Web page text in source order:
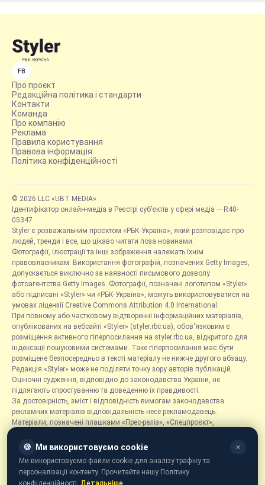
FB
Про проєкт
Редакційна політика і стандарти
Контакти
Команда
Про компанію
Реклама
Правила користування
Правова інформація
Політика конфіденційності
© 2026 LLC «UBT MEDIA»
Ідентифікатор онлайн-медіа в Реєстрі суб’єктів у сфері медіа — R40-
05347
Styler є розважальним проєктом «РБК-Україна», який розповідає про
людей, тренди і все, що цікаво читати поза новинами.
Фотографії, ілюстрації та інші зображення належать їхнім
правовласникам. Використання фотографій, позначених Getty Images,
допускається виключно за наявності письмового дозволу
фотоагентства Getty Images. Фотографії, позначені логотипом «Styler»
або підписані «Styler» чи «РБК-Україна», можуть використовуватися на
умовах ліцензії Creative Commons Attribution 4.0 International.
При повному або частковому відтворенні інформаційних матеріалів,
опублікованих на вебсайті «Styler» (styler.rbc.ua), обов'язковим є
розміщення активного гіперпосилання на styler.rbc.ua, відкритого для
індексації пошуковими системами. Таке гіперпосилання має бути
розміщене безпосередньо в тексті матеріалу не нижче другого абзацу.
Редакція «Styler» може не поділяти точку зору авторів публікацій.
Оціночні судження, відповідно до законодавства України, не
підлягають спростуванню та доведенню їх правдивості.
За достовірність, зміст і відповідність вимогам законодавства
рекламних матеріалів відповідальність несе рекламодавець.
Матеріали, позначені плашками «Прес-реліз», «Спецпроєкт»,
розміщуються на правах реклами.
Рубрика «Новини компаній» є інформаційним форматом, що містить
новини, повідомлення та оголошення, пов'язані з діяльністю
компаній, і ґрунтується на інформації, наданій відповідними
🍪 Ми використовуємо cookie ✕
Ми використовуємо файли cookie для аналізу трафіку та
персоналізації контенту. Прочитайте нашу Політику
конфіденційності. Детальніше